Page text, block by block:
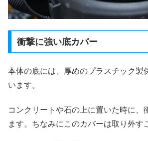
衝撃に強い底カバー
本体の底には、厚めのプラスチック製
います。
コンクリートや石の上に置いた時に、
ます。ちなみにこのカバーは取り外す